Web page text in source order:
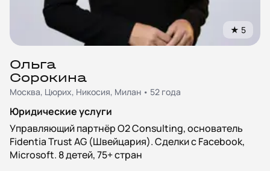
★ 5
Ольга
Сорокина
Москва, Цюрих, Никосия, Милан • 52 года
Юридические услуги
Управляющий партнёр O2 Consulting, основатель
Fidentia Trust AG (Швейцария). Сделки с Facebook,
Microsoft. 8 детей, 75+ стран